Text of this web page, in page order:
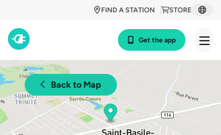
STORE
FIND A STATION
Get the app
Back to Map